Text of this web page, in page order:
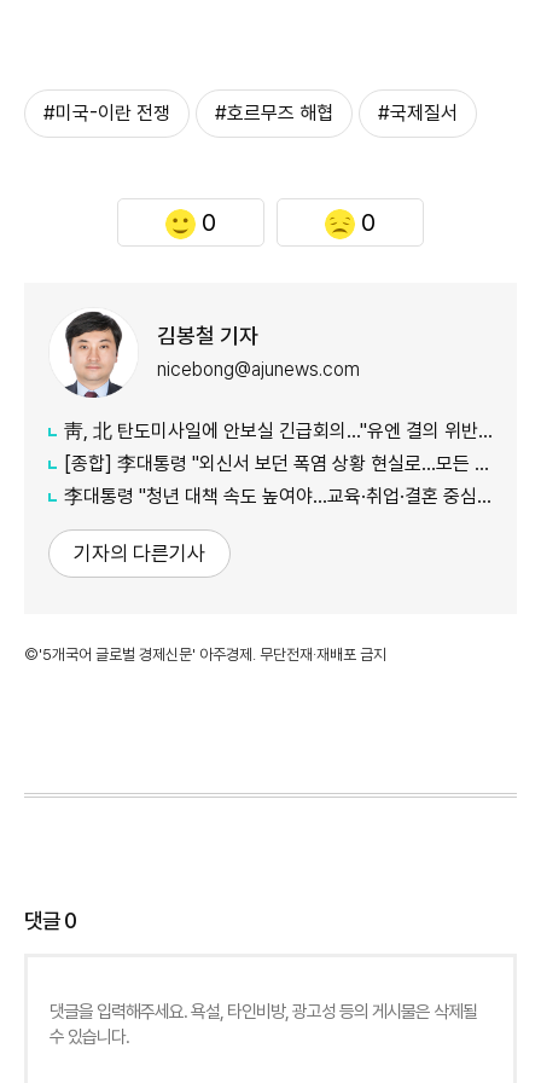
#미국-이란 전쟁 #호르무즈 해협 #국제질서
0 0
김봉철 기자
nicebong@ajunews.com
靑, 北 탄도미사일에 안보실 긴급회의…"유엔 결의 위반, 즉각 중단 촉구"
[종합] 李대통령 "외신서 보던 폭염 상황 현실로…모든 행정력 총동원하라"
李대통령 "청년 대책 속도 높여야…교육·취업·결혼 중심 정책 재편"
기자의 다른기사
©'5개국어 글로벌 경제신문' 아주경제. 무단전재·재배포 금지
댓글0